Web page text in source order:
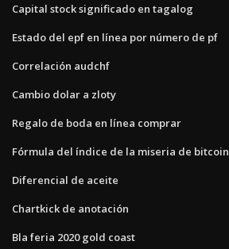
Capital stock significado en tagalog
Estado del epf en línea por número de pf
Correlación audchf
Cambio dolar a zloty
Regalo de boda en línea comprar
Fórmula del índice de la miseria de bitcoin
Diferencial de aceite
Chartkick de anotación
Bla feria 2020 gold coast